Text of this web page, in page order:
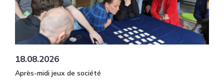
18.08.2026
Après-midi jeux de société